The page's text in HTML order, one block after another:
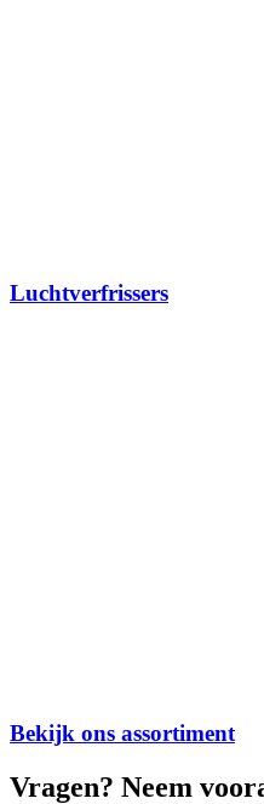
Luchtverfrissers
Bekijk ons assortiment
Vragen? Neem